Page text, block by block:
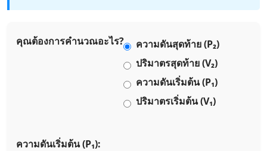
คุณต้องการคำนวณอะไร?
ความดันสุดท้าย (P₂)
ปริมาตรสุดท้าย (V₂)
ความดันเริ่มต้น (P₁)
ปริมาตรเริ่มต้น (V₁)
ความดันเริ่มต้น (P₁):